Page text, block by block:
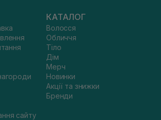
сайту
КАТАЛОГ
Волосся
Обличчя
Тіло
Дім
Мерч
Новинки
Акції та знижки
Бренди